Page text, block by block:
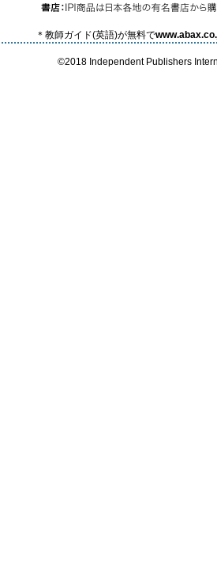
＊教師ガイド(英語)が無料で
©2018 Independent Publishers